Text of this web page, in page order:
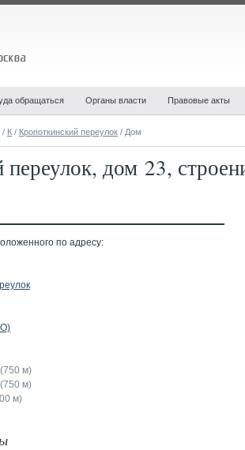
обращаться Органы власти Правовые акты
/ К / Кропоткинский переулок / Дом
переулок, дом 23,
по адресу:
(750 м)
(750 м)
м)